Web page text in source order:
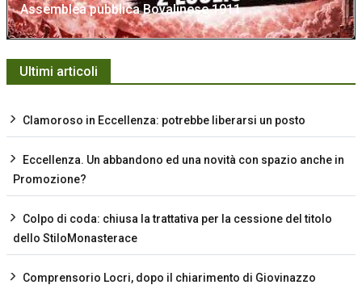
Assemblea pubblica Bovalinese 1911
Ultimi articoli
Clamoroso in Eccellenza: potrebbe liberarsi un posto
Eccellenza. Un abbandono ed una novità con spazio anche in
Promozione?
Colpo di coda: chiusa la trattativa per la cessione del titolo
dello StiloMonasterace
Comprensorio Locri, dopo il chiarimento di Giovinazzo